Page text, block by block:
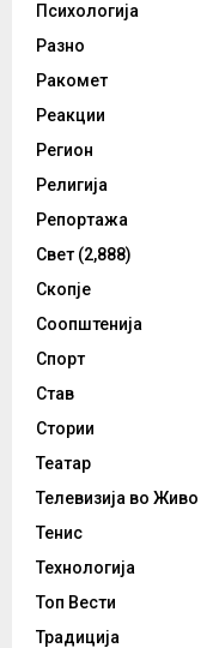
Психологија
Разно
Ракомет
Реакции
Регион
Религија
Репортажа
Свет (2,888)
Скопје
Соопштенија
Спорт
Став
Стории
Театар
Телевизија во Живо
Тенис
Технологија
Топ Вести
Традиција